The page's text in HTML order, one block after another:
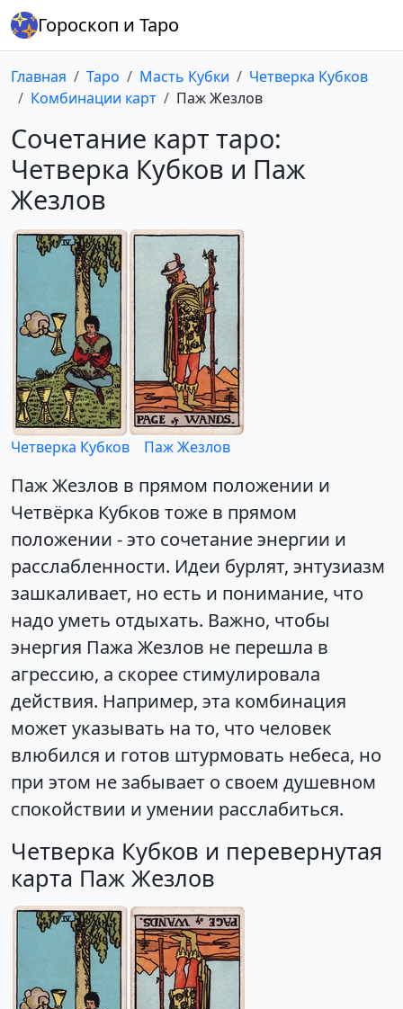
Гороскоп и Таро
Главная Таро Масть Кубки
Четверка Кубков
Комбинации карт
Паж Жезлов
Сочетание карт таро:
Четверка Кубков и Паж
Жезлов
Четверка Кубков Паж Жезлов
Паж Жезлов в прямом положении и
Четвёрка Кубков тоже в прямом
положении - это сочетание энергии и
расслабленности. Идеи бурлят, энтузиазм
зашкаливает, но есть и понимание, что
надо уметь отдыхать. Важно, чтобы
энергия Пажа Жезлов не перешла в
агрессию, а скорее стимулировала
действия. Например, эта комбинация
может указывать на то, что человек
влюбился и готов штурмовать небеса, но
при этом не забывает о своем душевном
спокойствии и умении расслабиться.
Четверка Кубков и перевернутая
карта Паж Жезлов